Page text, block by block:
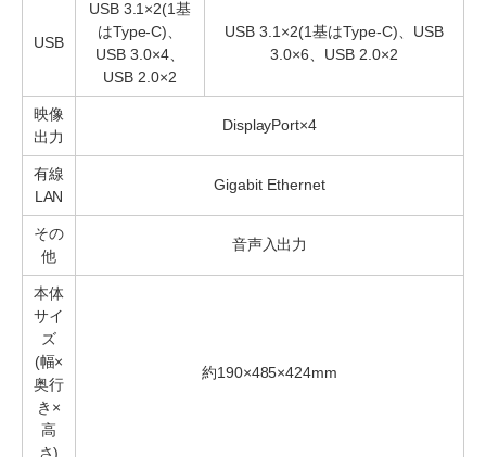
USB
USB 3.1×2(1基
はType-C)、
USB 3.0×4、
USB 2.0×2
USB 3.1×2(1基はType-C)、USB
3.0×6、USB 2.0×2
映像
出力
DisplayPort×4
有線
LAN
Gigabit Ethernet
その
他
音声入出力
本体
サイ
ズ
(幅×
奥行
き×
高
さ)
約190×485×424mm